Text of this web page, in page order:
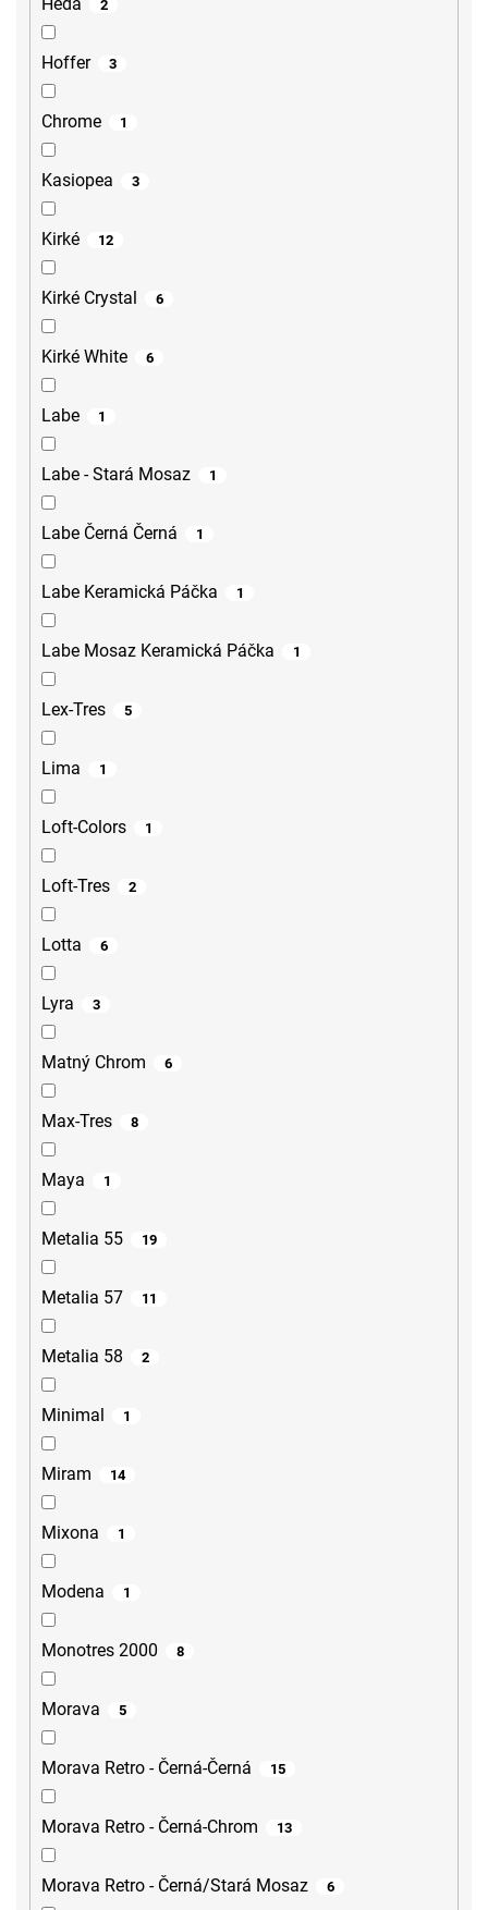
Heda 2
Hoffer 3
Chrome 1
Kasiopea 3
Kirké 12
Kirké Crystal 6
Kirké White 6
Labe 1
Labe - Stará Mosaz 1
Labe Černá Černá 1
Labe Keramická Páčka 1
Labe Mosaz Keramická Páčka 1
Lex-Tres 5
Lima 1
Loft-Colors 1
Loft-Tres 2
Lotta 6
Lyra 3
Matný Chrom 6
Max-Tres 8
Maya 1
Metalia 55 19
Metalia 57 11
Metalia 58 2
Minimal 1
Miram 14
Mixona 1
Modena 1
Monotres 2000 8
Morava 5
Morava Retro - Černá-Černá 15
Morava Retro - Černá-Chrom 13
Morava Retro - Černá/Stará Mosaz 6